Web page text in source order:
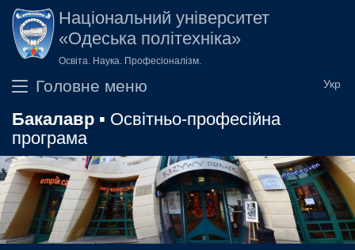
Перейти до основного вмісту
Національний університет
«Одеська політехніка»
Освіта. Наука. Професіоналізм.
Головне меню
Бакалавр ▪ Освітньо-професійна
програма